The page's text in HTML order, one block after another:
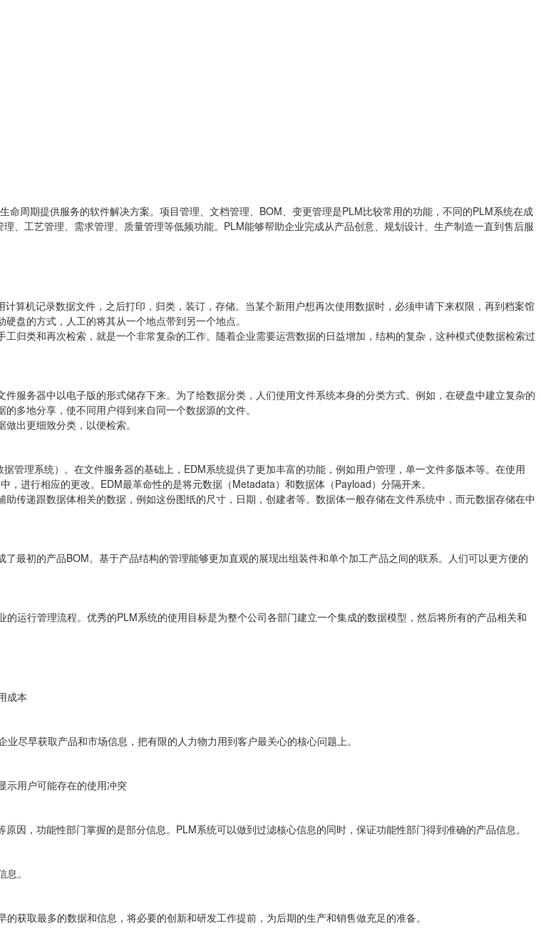
周期提供服务的软件解决方案。项目管理、文档管理、BOM、变更管理是PLM比较常用的功能，不同的PLM系统在成
、工艺管理、需求管理、质量管理等低频功能。PLM能够帮助企业完成从产品创意、规划设计、生产制造一直到售后服
算机记录数据文件，之后打印，归类，装订，存储。当某个新用户想再次使用数据时，必须申请下来权限，再到档案馆
盘的方式，人工的将其从一个地点带到另一个地点。
归类和再次检索，就是一个非常复杂的工作。随着企业需要运营数据的日益增加，结构的复杂，这种模式使数据检索过
服务器中以电子版的形式储存下来。为了给数据分类，人们使用文件系统本身的分类方式。例如，在硬盘中建立复杂的
多地分享，使不同用户得到来自同一个数据源的文件。
出更细致分类，以便检索。
管理系统）。在文件服务器的基础上，EDM系统提供了更加丰富的功能，例如用户管理，单一文件多版本等。在使用
进行相应的更改。EDM最革命性的是将元数据（Metadata）和数据体（Payload）分隔开来。
传递跟数据体相关的数据，例如这份图纸的尺寸，日期，创建者等。数据体一般存储在文件系统中，而元数据存储在中
最初的产品BOM。基于产品结构的管理能够更加直观的展现出组装件和单个加工产品之间的联系。人们可以更方便的
运行管理流程。优秀的PLM系统的使用目标是为整个公司各部门建立一个集成的数据模型，然后将所有的产品相关和
成本
尽早获取产品和市场信息，把有限的人力物力用到客户最关心的核心问题上。
示用户可能存在的使用冲突
因，功能性部门掌握的是部分信息。PLM系统可以做到过滤核心信息的同时，保证功能性部门得到准确的产品信息。
。
获取最多的数据和信息，将必要的创新和研发工作提前，为后期的生产和销售做充足的准备。